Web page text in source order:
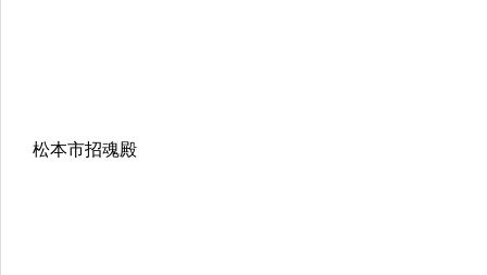
松本市招魂殿